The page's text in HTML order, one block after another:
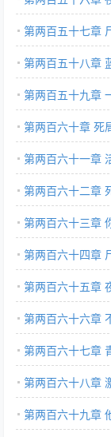
第两百五十七章
第两百五十八章
第两百五十九章
第两百六十章 死
第两百六十一章
第两百六十二章
第两百六十三章
第两百六十四章
第两百六十五章
第两百六十六章
第两百六十七章
第两百六十八章
第两百六十九章